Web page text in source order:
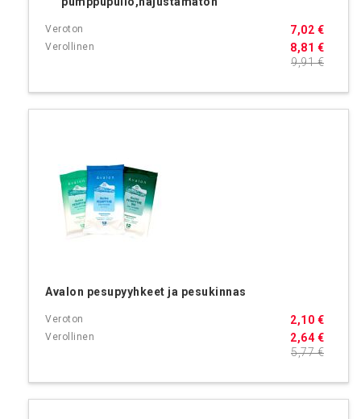
8,81 €
7,02 €
9,91 €
Avalon pesupyyhkeet ja pesukinnas
2,64 €
2,10 €
5,77 €